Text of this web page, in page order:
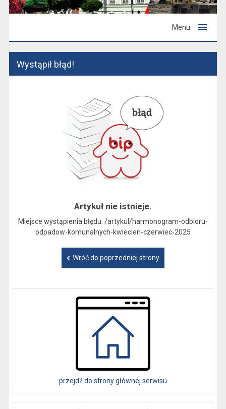
Menu
Wystąpił błąd!
Artykuł nie istnieje.
Miejsce wystąpienia błędu: /artykul/harmonogram-odbioru-
odpadow-komunalnych-kwiecien-czerwiec-2025
Wróć do poprzedniej strony
przejdź do strony głównej serwisu